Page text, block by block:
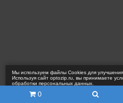
0
Мы используем файлы Сookies для улучшения
Используя сайт optozip.ru, вы принимаете
обработки персональных данных